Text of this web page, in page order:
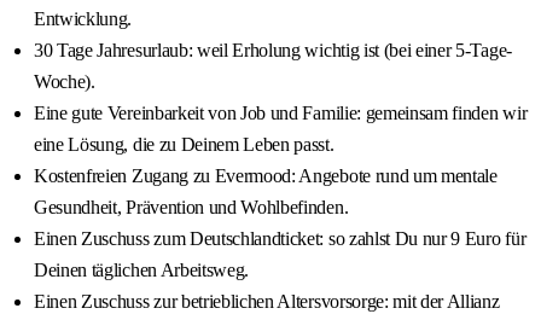
Entwicklung.
30 Tage Jahresurlaub: weil Erholung wichtig ist (bei einer 5-Tage-
Woche).
Eine gute Vereinbarkeit von Job und Familie: gemeinsam finden wir
eine Lösung, die zu Deinem Leben passt.
Kostenfreien Zugang zu Evermood: Angebote rund um mentale
Gesundheit, Prävention und Wohlbefinden.
Einen Zuschuss zum Deutschlandticket: so zahlst Du nur 9 Euro für
Deinen täglichen Arbeitsweg.
Einen Zuschuss zur betrieblichen Altersvorsorge: mit der Allianz